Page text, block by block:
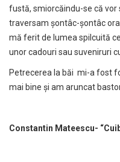
fustă, smiorcăindu-se că vor
traversam șontâc-șontâc
mă ferit de lumea spilcuită
unor cadouri sau suveniruri
Petrecerea la băi mi-a fost
mai bine și am aruncat
Constantin Mateescu-